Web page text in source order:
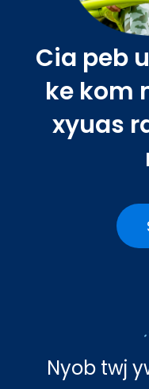
Cia peb
ke kom
xyuas
Nyob twj